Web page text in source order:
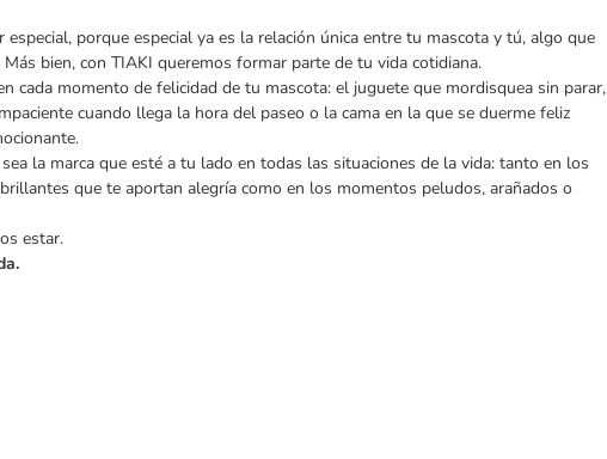
especial, porque especial ya es la relación única entre tu mascota y tú, algo que
bien, con TIAKI queremos formar parte de tu vida cotidiana.
cada momento de felicidad de tu mascota: el juguete que mordisquea sin parar,
cuando llega la hora del paseo o la cama en la que se duerme feliz
la marca que esté a tu lado en todas las situaciones de la vida: tanto en los
que te aportan alegría como en los momentos peludos, arañados o
estar.